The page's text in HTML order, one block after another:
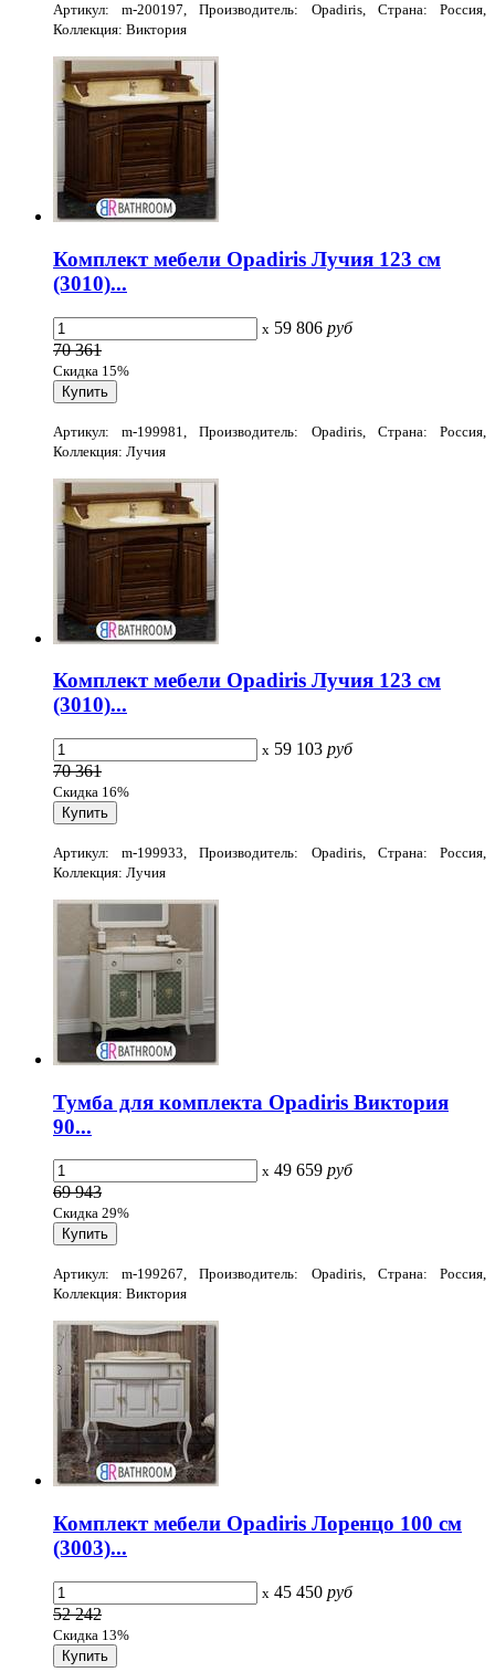
Артикул: m-200197, Производитель: Opadiris, Страна: Россия,
Коллекция: Виктория
Комплект мебели Opadiris Лучия 123 см
(3010)...
x 59 806 руб
70 361
Скидка 15%
Артикул: m-199981, Производитель: Opadiris, Страна: Россия,
Коллекция: Лучия
Комплект мебели Opadiris Лучия 123 см
(3010)...
x 59 103 руб
70 361
Скидка 16%
Артикул: m-199933, Производитель: Opadiris, Страна: Россия,
Коллекция: Лучия
Тумба для комплекта Opadiris Виктория
90...
x 49 659 руб
69 943
Скидка 29%
Артикул: m-199267, Производитель: Opadiris, Страна: Россия,
Коллекция: Виктория
Комплект мебели Opadiris Лоренцо 100 см
(3003)...
x 45 450 руб
52 242
Скидка 13%